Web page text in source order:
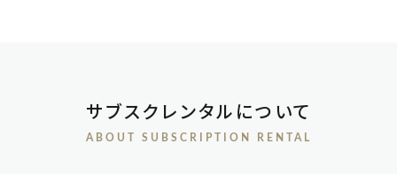
サブスクレンタルについて
ABOUT SUBSCRIPTION RENTAL